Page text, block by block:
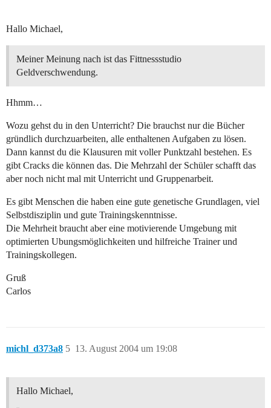
Hallo Michael,
Meiner Meinung nach ist das Fittnessstudio
Geldverschwendung.
Hhmm…
Wozu gehst du in den Unterricht? Die brauchst nur die Bücher
gründlich durchzuarbeiten, alle enthaltenen Aufgaben zu lösen.
Dann kannst du die Klausuren mit voller Punktzahl bestehen. Es
gibt Cracks die können das. Die Mehrzahl der Schüler schafft das
aber noch nicht mal mit Unterricht und Gruppenarbeit.
Es gibt Menschen die haben eine gute genetische Grundlagen, viel
Selbstdisziplin und gute Trainingskenntnisse.
Die Mehrheit braucht aber eine motivierende Umgebung mit
optimierten Ubungsmöglichkeiten und hilfreiche Trainer und
Trainingskollegen.
Gruß
Carlos
michl_d373a8 13. August 2004 um 19:08
5
Hallo Michael,